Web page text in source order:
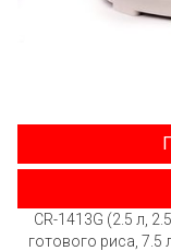
CR-1413G (2.5 л,
готового риса, 7.5